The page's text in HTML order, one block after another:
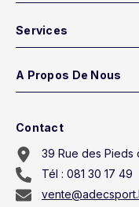
Services
A Propos De Nous
Contact
39 Rue des Pieds
Tél : 081 30 17 49